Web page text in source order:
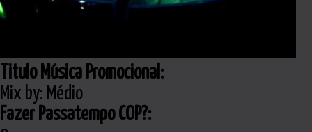
Titulo Música Promocional:
Mix by: Médio
Fazer Passatempo COP?: